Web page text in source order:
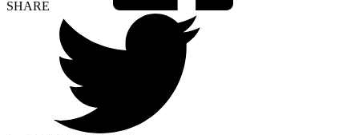
SHARE